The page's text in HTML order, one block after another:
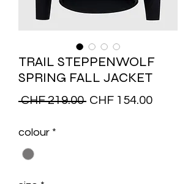
TRAIL STEPPENWOLF
SPRING FALL JACKET
CHF 219.00 Regular
CHF 154.00Sale
colour *